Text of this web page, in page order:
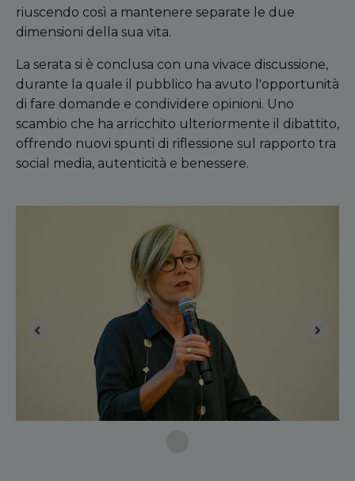
riuscendo così a mantenere separate le due
dimensioni della sua vita.
La serata si è conclusa con una vivace discussione,
durante la quale il pubblico ha avuto l'opportunità
di fare domande e condividere opinioni. Uno
scambio che ha arricchito ulteriormente il dibattito,
offrendo nuovi spunti di riflessione sul rapporto tra
social media, autenticità e benessere.